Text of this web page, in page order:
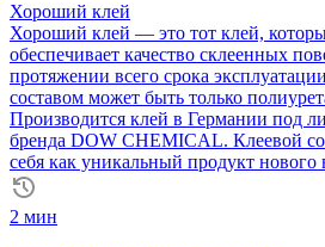
Хороший клей
Хороший клей — это тот клей,
обеспечивает качество склеенных
протяжении всего срока
составом может быть только
Производится клей в Германии под
бренда DOW CHEMICAL. Клеевой
себя как уникальный продукт нового
2 мин